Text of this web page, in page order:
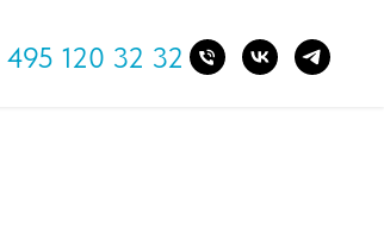
495 120 32 32